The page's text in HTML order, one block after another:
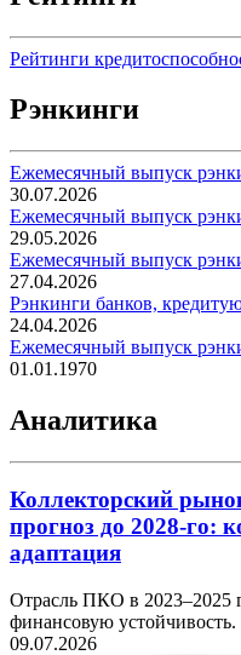
Рейтинги
Рэнкинги
Ежемесячный выпуск
30.07.2026
Ежемесячный выпуск
29.05.2026
Ежемесячный выпуск
27.04.2026
Рэнкинги банков,
24.04.2026
Ежемесячный выпуск
01.01.1970
Аналитика
Коллекторский
прогноз до 2028-го:
адаптация
Отрасль ПКО в 2023–2025
финансовую
09.07.2026